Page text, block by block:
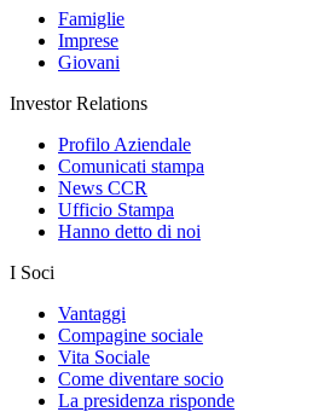
Famiglie
Imprese
Giovani
Investor Relations
Profilo Aziendale
Comunicati stampa
News CCR
Ufficio Stampa
Hanno detto di noi
I Soci
Vantaggi
Compagine sociale
Vita Sociale
Come diventare socio
La presidenza risponde